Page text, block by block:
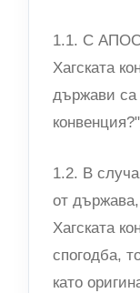
1.1. С
Хагската
държави са
1.2. В
от
Хагската
спогодба,
като